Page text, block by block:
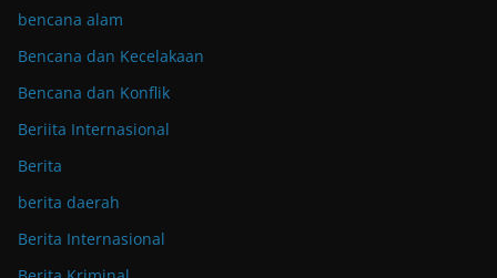
bencana alam
Bencana dan Kecelakaan
Bencana dan Konflik
Beriita Internasional
Berita
berita daerah
Berita Internasional